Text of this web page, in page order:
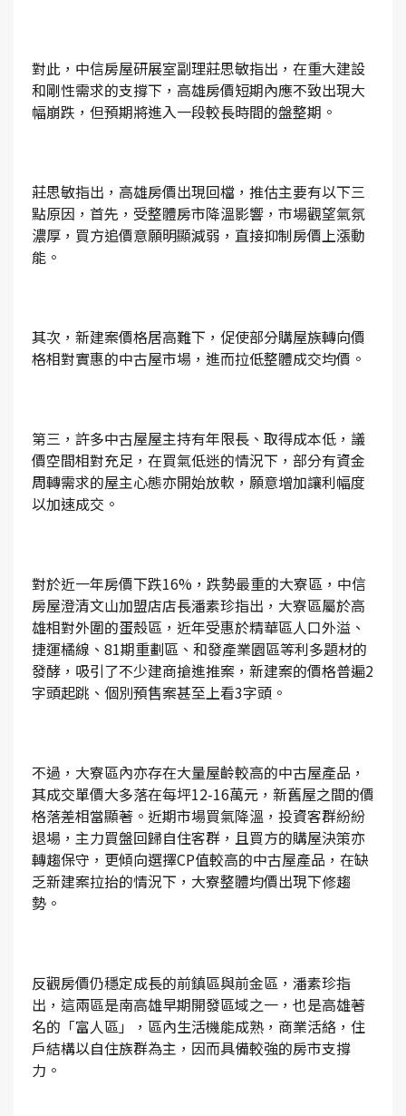
對此，中信房屋研展室副理莊思敏指出，在重大建設
和剛性需求的支撐下，高雄房價短期內應不致出現大
幅崩跌，但預期將進入一段較長時間的盤整期。
莊思敏指出，高雄房價出現回檔，推估主要有以下三
點原因，首先，受整體房市降溫影響，市場觀望氣氛
濃厚，買方追價意願明顯減弱，直接抑制房價上漲動
能。
其次，新建案價格居高難下，促使部分購屋族轉向價
格相對實惠的中古屋市場，進而拉低整體成交均價。
第三，許多中古屋屋主持有年限長、取得成本低，議
價空間相對充足，在買氣低迷的情況下，部分有資金
周轉需求的屋主心態亦開始放軟，願意增加讓利幅度
以加速成交。
對於近一年房價下跌16%，跌勢最重的大寮區，中信
房屋澄清文山加盟店店長潘素珍指出，大寮區屬於高
雄相對外圍的蛋殼區，近年受惠於精華區人口外溢、
捷運橘線、81期重劃區、和發產業園區等利多題材的
發酵，吸引了不少建商搶進推案，新建案的價格普遍2
字頭起跳、個別預售案甚至上看3字頭。
不過，大寮區內亦存在大量屋齡較高的中古屋產品，
其成交單價大多落在每坪12-16萬元，新舊屋之間的價
格落差相當顯著。近期市場買氣降溫，投資客群紛紛
退場，主力買盤回歸自住客群，且買方的購屋決策亦
轉趨保守，更傾向選擇CP值較高的中古屋產品，在缺
乏新建案拉抬的情況下，大寮整體均價出現下修趨
勢。
反觀房價仍穩定成長的前鎮區與前金區，潘素珍指
出，這兩區是南高雄早期開發區域之一，也是高雄著
名的「富人區」，區內生活機能成熟，商業活絡，住
戶結構以自住族群為主，因而具備較強的房市支撐
力。